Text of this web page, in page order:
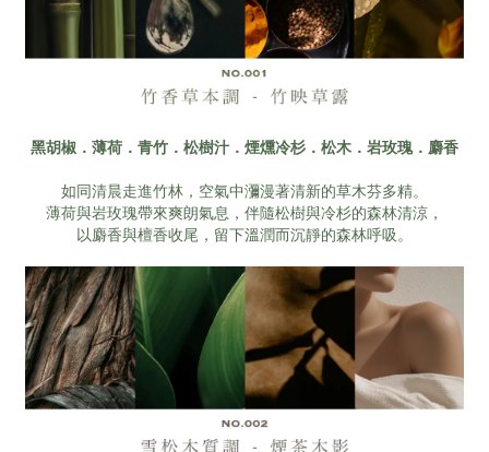
黑胡椒．薄荷．青竹．松樹汁．煙燻冷杉．松木．岩玫瑰．麝香
如同清晨走進竹林，空氣中瀰漫著清新的草木芬多精。
薄荷與岩玫瑰帶來爽朗氣息，伴隨松樹與冷杉的森林清涼，
以麝香與檀香收尾，留下溫潤而沉靜的森林呼吸。